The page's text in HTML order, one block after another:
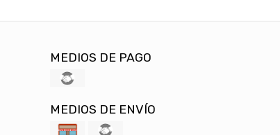
MEDIOS DE PAGO
MEDIOS DE ENVÍO